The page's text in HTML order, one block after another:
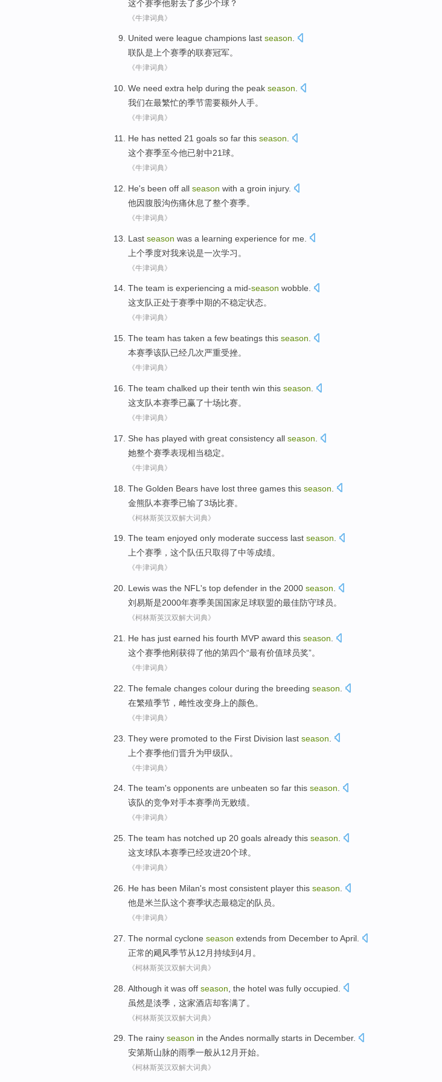
这个赛季他射丢了多少个球 ？
《牛津词典》
United were league champions last season.
联队是上个赛季的联赛冠军。
《牛津词典》
We need extra help during the peak season
我们在最繁忙的季节需要额外人手。
《牛津词典》
He has netted 21 goals so far this season
这个赛季至今他已射中21球。
《牛津词典》
He's been off all season with a groin injury.
他因腹股沟伤痛休息了整个赛季。
《牛津词典》
Last season was a learning experience for me
上个季度对我来说是一次学习 。
《牛津词典》
The team is experiencing a mid-season wobble.
这支队正处于赛季中期的不稳定状态。
《牛津词典》
The team has taken a few beatings this season
本赛季该队已经几次严重受挫。
《牛津词典》
The team chalked up their tenth win this season
这支队本赛季已赢了十场比赛。
《牛津词典》
She has played with great consistency all season
她整个赛季表现相当稳定。
《牛津词典》
The Golden Bears have lost three games this season
金熊队本赛季已输了3场比赛。
《柯林斯英汉双解大词典》
The team enjoyed only moderate success last season.
上个赛季， 这个队伍只取得了中等成绩。
《牛津词典》
Lewis was the NFL 's top defender in the 2000 season
刘易斯是2000年赛季美国 国家足球联盟的最佳防守球员。
《柯林斯英汉双解大词典》
He has just earned his fourth MVP award this season
这个赛季他刚获得了他的第四个“最有价值球员奖”。
《牛津词典》
The female changes colour during the breeding season
在繁殖季节 ， 雌性改变身上的颜色。
《牛津词典》
They were promoted to the First Division last season
上个赛季他们晋升为甲级队 。
《牛津词典》
The team's opponents are unbeaten so far this season.
该队的竞争对手本赛季尚无败绩。
《牛津词典》
The team has notched up 20 goals already this season
这支球队本赛季已经攻进20个球。
《牛津词典》
He has been Milan's most consistent player this season
他是米兰队这个赛季状态最稳定的队员。
《牛津词典》
The normal cyclone season extends from December toApril
正常的飓风季节从12月持续到4月 。
《柯林斯英汉双解大词典》
Although it was off season the hotel was fully occupied
虽然是淡季 ， 这家酒店却客满了。
《柯林斯英汉双解大词典》
The rainy season in the Andes normally starts in December.
安第斯山脉的雨季一般从12月开始。
《柯林斯英汉双解大词典》